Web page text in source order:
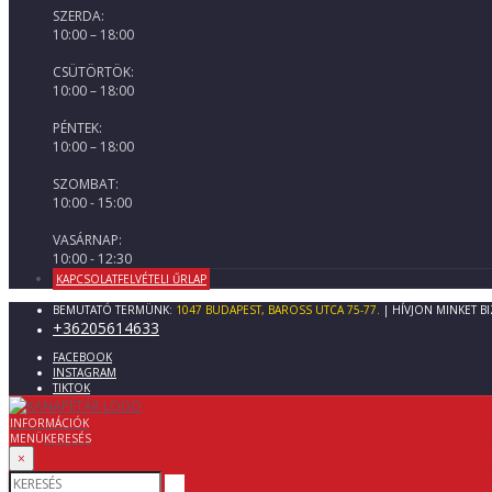
SZERDA:
10:00 – 18:00
CSÜTÖRTÖK:
10:00 – 18:00
PÉNTEK:
10:00 – 18:00
SZOMBAT:
10:00 - 15:00
VASÁRNAP:
10:00 - 12:30
KAPCSOLATFELVÉTELI ŰRLAP
BEMUTATÓ TERMÜNK: 1047 BUDAPEST, BAROSS UTCA 75-77. | HÍVJON MINKET
+36205614633
FACEBOOK
INSTAGRAM
TIKTOK
INFORMÁCIÓK
MENÜKERESÉS
×